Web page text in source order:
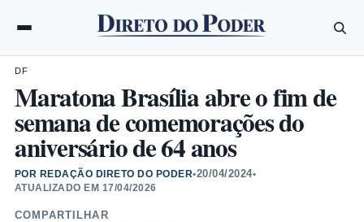
DF
Maratona Brasília abre o fim de
semana de comemorações do
aniversário de 64 anos
POR REDAÇÃO DIRETO DO PODER•20/04/2024•
ATUALIZADO EM 17/04/2026
COMPARTILHAR